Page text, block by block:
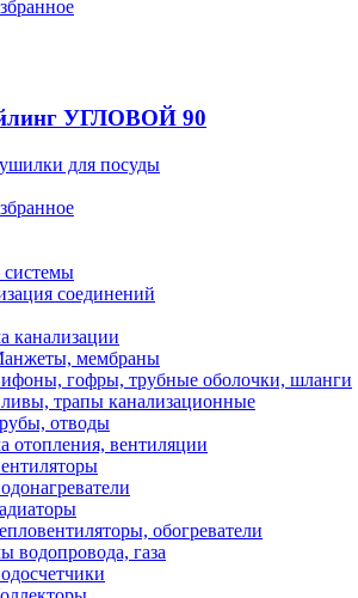
УГЛОВОЙ 90
для посуды
соединений
канализации
мембраны
гофры, трубные оболочки, шланги
трапы канализационные
отводы
отопления, вентиляции
обогреватели
водопровода, газа